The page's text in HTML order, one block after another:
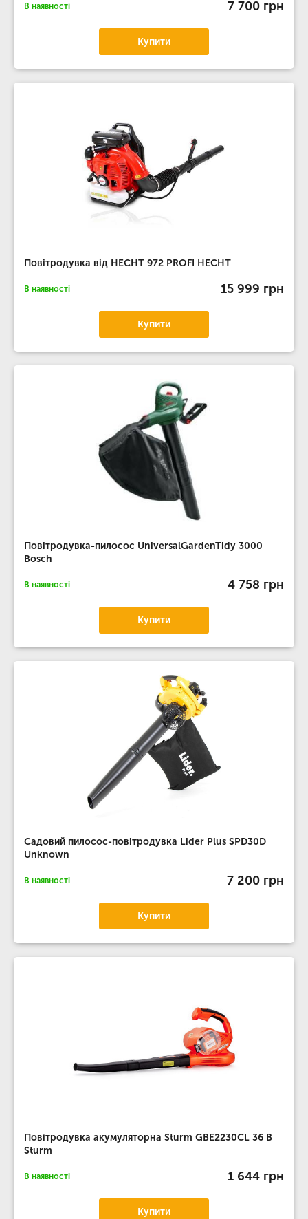
В наявності 7 700 грн
Купити
Повітродувка від HECHT 972 PROFI HECHT
В наявності 15 999 грн
Купити
Повітродувка-пилосос UniversalGardenTidy 3000
Bosch
В наявності 4 758 грн
Купити
Садовий пилосос-повітродувка Lider Plus SPD30D
Unknown
В наявності 7 200 грн
Купити
Повітродувка акумуляторна Sturm GBE2230CL 36 B
Sturm
В наявності 1 644 грн
Купити